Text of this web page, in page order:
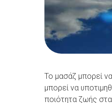
Το μασάζ μπορεί
μπορεί να
ποιότητα ζωής